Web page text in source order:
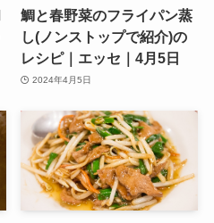
鯛と春野菜のフライパン蒸
し(ノンストップで紹介)の
レシピ｜エッセ｜4月5日
2024年4月5日